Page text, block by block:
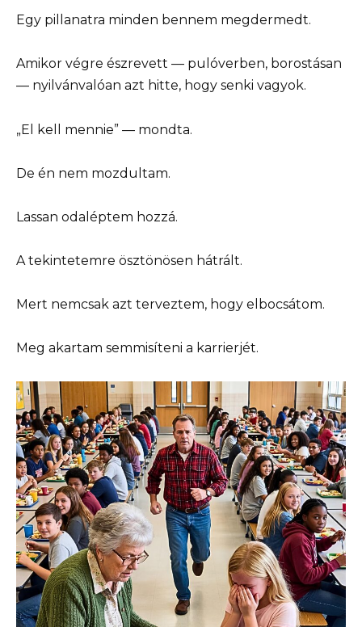
Egy pillanatra minden bennem megdermedt.
Amikor végre észrevett — pulóverben, borostásan
— nyilvánvalóan azt hitte, hogy senki vagyok.
„El kell mennie” — mondta.
De én nem mozdultam.
Lassan odaléptem hozzá.
A tekintetemre ösztönösen hátrált.
Mert nemcsak azt terveztem, hogy elbocsátom.
Meg akartam semmisíteni a karrierjét.